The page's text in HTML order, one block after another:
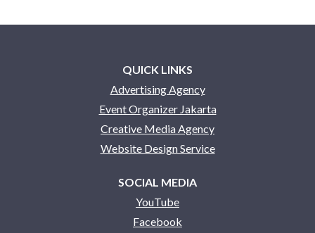
QUICK LINKS
Advertising Agency
Event Organizer Jakarta
Creative Media Agency
Website Design Service
SOCIAL MEDIA
YouTube
Facebook